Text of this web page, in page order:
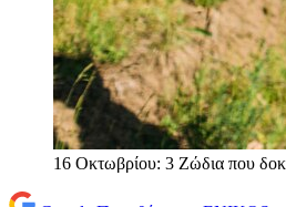
16 Οκτωβρίου: 3 Ζώδια που